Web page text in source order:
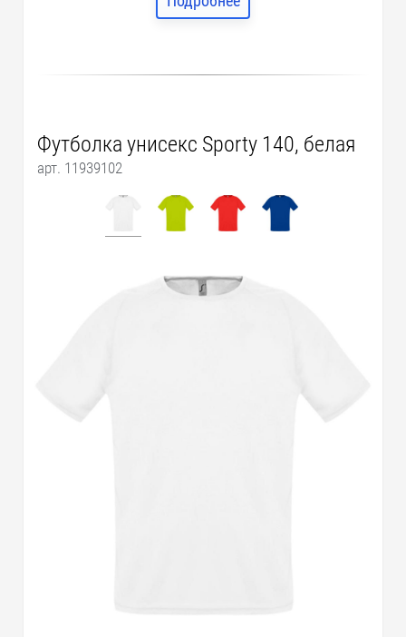
Футболка унисекс Sporty 140, белая
арт. 11939102